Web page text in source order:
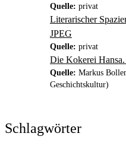
Quelle: privat
Literarischer
JPEG
Quelle: privat
Die Kokerei
Quelle: Markus
Geschichtskultur)
Schlagwörter